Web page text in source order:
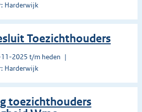
Harderwijk
Toezichthouders
2025 t/m heden
Harderwijk
toezichthouders